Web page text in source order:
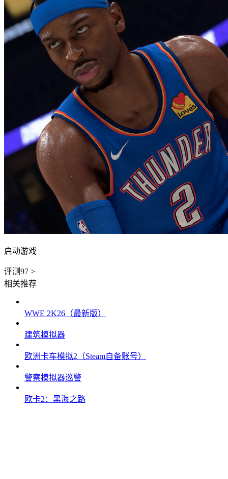
启动游戏
评测97 >
相关推荐
WWE 2K26（最新版）
建筑模拟器
欧洲卡车模拟2（Steam自备账号）
警察模拟器巡警
欧卡2：黑海之路